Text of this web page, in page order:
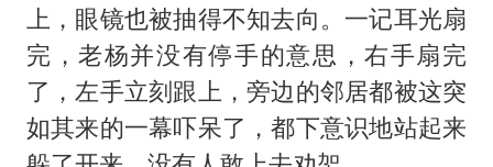
上，眼镜也被抽得不知去向。一记耳光扇
完，老杨并没有停手的意思，右手扇完
了，左手立刻跟上，旁边的邻居都被这突
如其来的一幕吓呆了，都下意识地站起来